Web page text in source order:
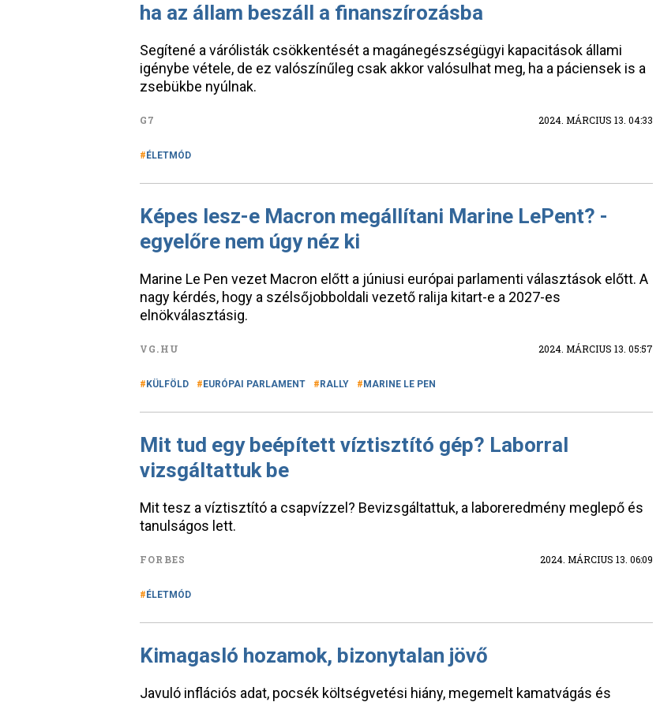
ha az állam beszáll a finanszírozásba
Segítené a várólisták csökkentését a magánegészségügyi kapacitások állami
igénybe vétele, de ez valószínűleg csak akkor valósulhat meg, ha a páciensek is a
zsebükbe nyúlnak.
G7 2024. MÁRCIUS 13. 04:33
ÉLETMÓD
Képes lesz-e Macron megállítani Marine LePent? -
egyelőre nem úgy néz ki
Marine Le Pen vezet Macron előtt a júniusi európai parlamenti választások előtt. A
nagy kérdés, hogy a szélsőjobboldali vezető ralija kitart-e a 2027-es
elnökválasztásig.
VG.HU 2024. MÁRCIUS 13. 05:57
KÜLFÖLD EURÓPAI PARLAMENT RALLY MARINE LE PEN
Mit tud egy beépített víztisztító gép? Laborral
vizsgáltattuk be
Mit tesz a víztisztító a csapvízzel? Bevizsgáltattuk, a laboreredmény meglepő és
tanulságos lett.
FORBES 2024. MÁRCIUS 13. 06:09
ÉLETMÓD
Kimagasló hozamok, bizonytalan jövő
Javuló inflációs adat, pocsék költségvetési hiány, megemelt kamatvágás és